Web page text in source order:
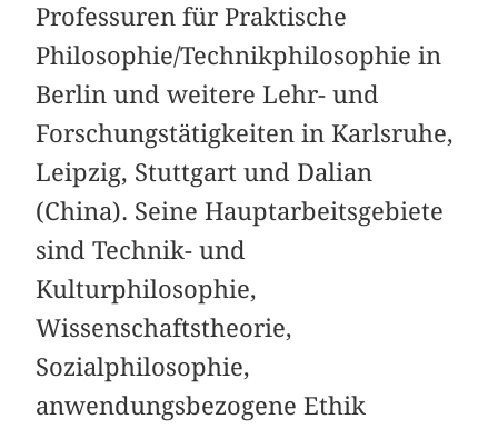
Professuren für Praktische
Philosophie/Technikphilosophie in
Berlin und weitere Lehr- und
Forschungstätigkeiten in Karlsruhe,
Leipzig, Stuttgart und Dalian
(China). Seine Hauptarbeitsgebiete
sind Technik- und
Kulturphilosophie,
Wissenschaftstheorie,
Sozialphilosophie,
anwendungsbezogene Ethik